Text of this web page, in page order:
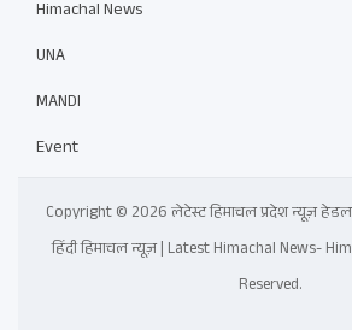
Himachal News
UNA
MANDI
Event
Copyright © 2026 लेटेस्ट हिमाचल प्रदेश न्यूज़
हिंदी हिमाचल न्यूज़ | Latest Himachal News-
Reserved.